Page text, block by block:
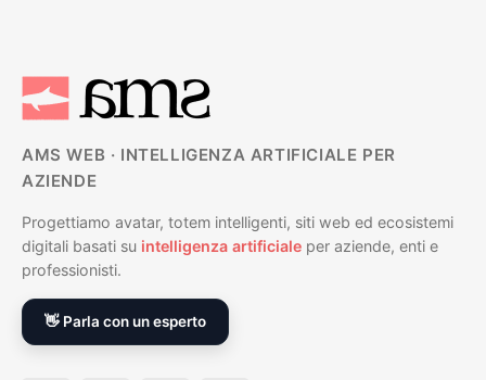
AMS WEB · INTELLIGENZA ARTIFICIALE PER
AZIENDE
Progettiamo avatar, totem intelligenti, siti web ed ecosistemi
digitali basati su intelligenza artificiale per aziende, enti e
professionisti.
👋 Parla con un esperto